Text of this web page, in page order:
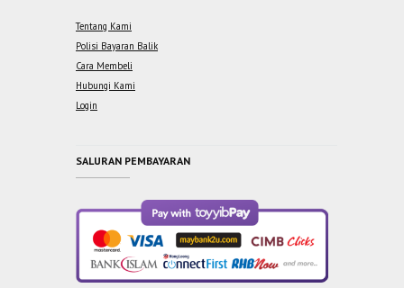
Tentang Kami
Polisi Bayaran Balik
Cara Membeli
Hubungi Kami
Login
SALURAN PEMBAYARAN